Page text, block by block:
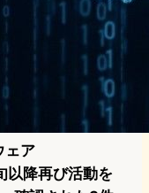
ェア
降再び活動を